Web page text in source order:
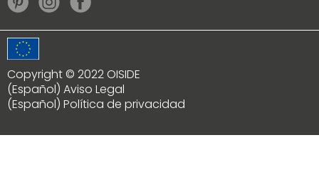
Copyright © 2022 OISIDE
(Español) Aviso Legal
(Español) Política de privacidad